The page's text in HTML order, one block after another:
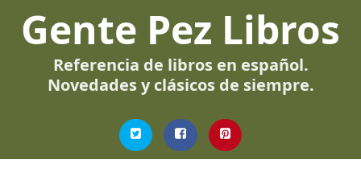
Gente Pez Libros
Referencia de libros en español.
Novedades y clásicos de siempre.